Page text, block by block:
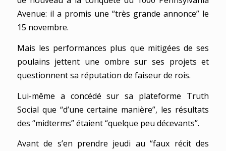
Avenue: il a promis une “très grande annonce” le
15 novembre.
Mais les performances plus que mitigées de ses
poulains jettent une ombre sur ses projets et
questionnent sa réputation de faiseur de rois.
Lui-même a concédé sur sa plateforme Truth
Social que “d’une certaine manière”, les résultats
des “midterms” étaient “quelque peu décevants”.
Avant de s’en prendre jeudi au “faux récit des